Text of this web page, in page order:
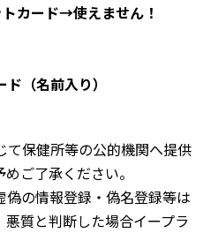
カード→使えません！
（名前入り）
保健所等の公的機関へ提供
ご了承ください。
の情報登録・偽名登録等は
質と判断した場合イープラ